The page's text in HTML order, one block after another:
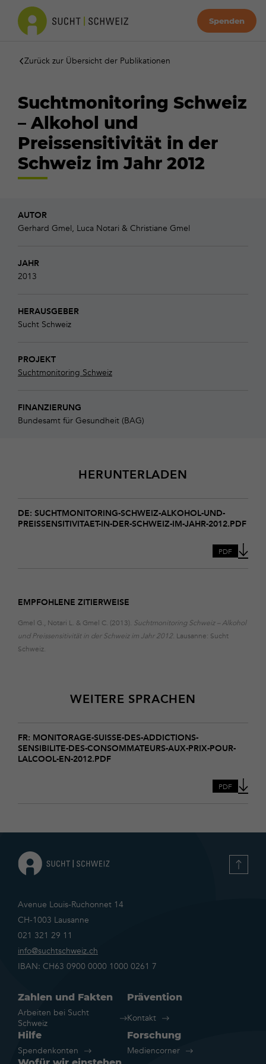
Spenden
Zurück zur Übersicht der Publikationen
Suchtmonitoring Schweiz
– Alkohol und
Preissensitivität in der
Schweiz im Jahr 2012
AUTOR
Gerhard Gmel, Luca Notari & Christiane Gmel
JAHR
2013
HERAUSGEBER
Sucht Schweiz
PROJEKT
Suchtmonitoring Schweiz
FINANZIERUNG
Bundesamt für Gesundheit (BAG)
HERUNTERLADEN
DE: SUCHTMONITORING-SCHWEIZ-ALKOHOL-UND-
PREISSENSITIVITAET-IN-DER-SCHWEIZ-IM-JAHR-2012.PDF
suchtmonitoring-
schweiz-
im-
2012
PDF
EMPFOHLENE ZITIERWEISE
Gmel G., Notari L. & Gmel C. (2013). Suchtmonitoring Schweiz – Alkohol
und Preissensitivität in der Schweiz im Jahr 2012. Lausanne: Sucht
Schweiz.
WEITERE SPRACHEN
FR: MONITORAGE-SUISSE-DES-ADDICTIONS-
SENSIBILITE-DES-CONSOMMATEURS-AUX-PRIX-POUR-
LALCOOL-EN-2012.PDF
monitorage-
suisse-
des-
prix-
lalcool-
en-
2012
PDF
Avenue Louis-Ruchonnet 14
CH-1003 Lausanne
021 321 29 11
info@suchtschweiz.ch
IBAN: CH63 0900 0000 1000 0261 7
Zahlen und Fakten
Arbeiten bei Sucht
Schweiz
Prävention
Kontakt
Hilfe
Spendenkonten
Forschung
Mediencorner